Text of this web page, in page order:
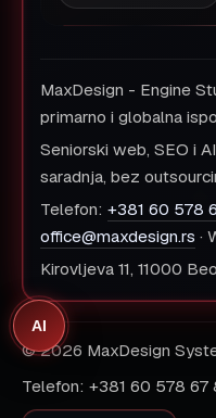
MaxDesign - Engine
primarno i globalna
Seniorski web, SEO i
saradnja, bez
Telefon: +381 60 578
office@maxdesign.rs ·
Kirovljeva 11, 11000
© 2026 MaxDesign
Telefon: +381 60 578 67
AI